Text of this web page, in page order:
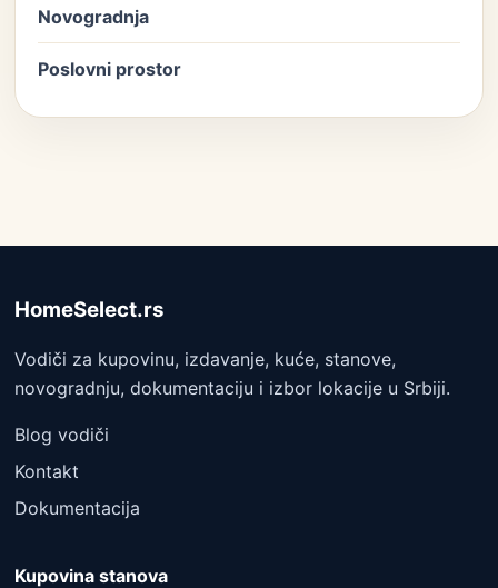
Novogradnja
Poslovni prostor
HomeSelect.rs
Vodiči za kupovinu, izdavanje, kuće, stanove,
novogradnju, dokumentaciju i izbor lokacije u Srbiji.
Blog vodiči
Kontakt
Dokumentacija
Kupovina stanova